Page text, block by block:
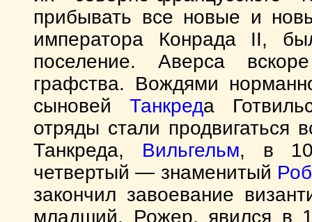
прибывать все новые и
императора Конрада II,
поселение. Аверса
графства. Вождями
сыновей Танкреда
отряды стали
Танкреда, Вильгельм, в
четвертый — знаменитый
закончил завоевание
младший, Рожер, явился в